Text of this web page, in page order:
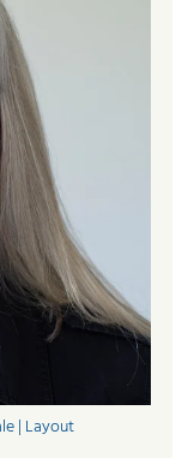
| Layout